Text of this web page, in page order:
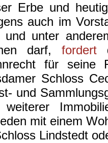
Erbe und
auch im
und unter
darf, fordert
für seine
Schloss
und
weiterer
mit einem
Lindstedt